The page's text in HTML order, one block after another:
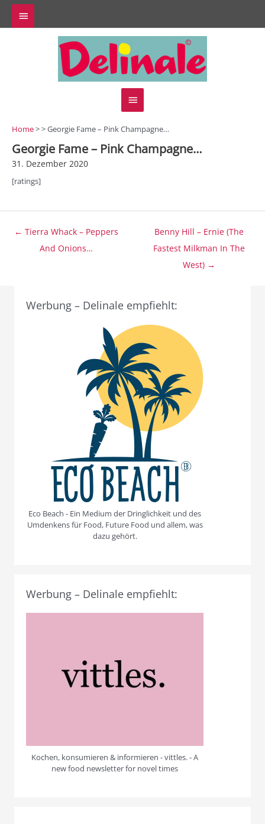
Zum
Inhalt
springen
Above
Hauptmenü
Home> > Georgie Fame – Pink Champagne…
Georgie Fame – Pink Champagne…
31. Dezember 2020
[ratings]
Beitragsnavigation
← Tierra Whack – Peppers
And Onions…
Benny Hill – Ernie (The
Fastest Milkman In The
West) →
Werbung – Delinale empfiehlt:
Eco Beach - Ein Medium der Dringlichkeit und des
Umdenkens für Food, Future Food und allem, was
dazu gehört.
Werbung – Delinale empfiehlt:
Kochen, konsumieren & informieren - vittles. - A
new food newsletter for novel times